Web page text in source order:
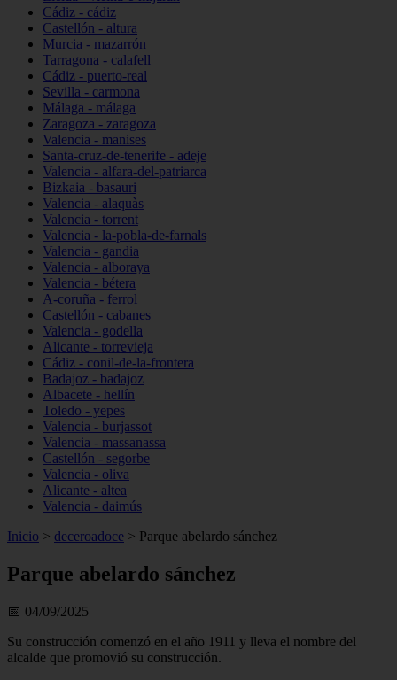
Cádiz - cádiz
Castellón - altura
Murcia - mazarrón
Tarragona - calafell
Cádiz - puerto-real
Sevilla - carmona
Málaga - málaga
Zaragoza - zaragoza
Valencia - manises
Santa-cruz-de-tenerife - adeje
Valencia - alfara-del-patriarca
Bizkaia - basauri
Valencia - alaquàs
Valencia - torrent
Valencia - la-pobla-de-farnals
Valencia - gandia
Valencia - alboraya
Valencia - bétera
A-coruña - ferrol
Castellón - cabanes
Valencia - godella
Alicante - torrevieja
Cádiz - conil-de-la-frontera
Badajoz - badajoz
Albacete - hellín
Toledo - yepes
Valencia - burjassot
Valencia - massanassa
Castellón - segorbe
Valencia - oliva
Alicante - altea
Valencia - daimús
Inicio > deceroadoce > Parque abelardo sánchez
Parque abelardo sánchez
📅 04/09/2025
Su construcción comenzó en el año 1911 y lleva el nombre del
alcalde que promovió su construcción.